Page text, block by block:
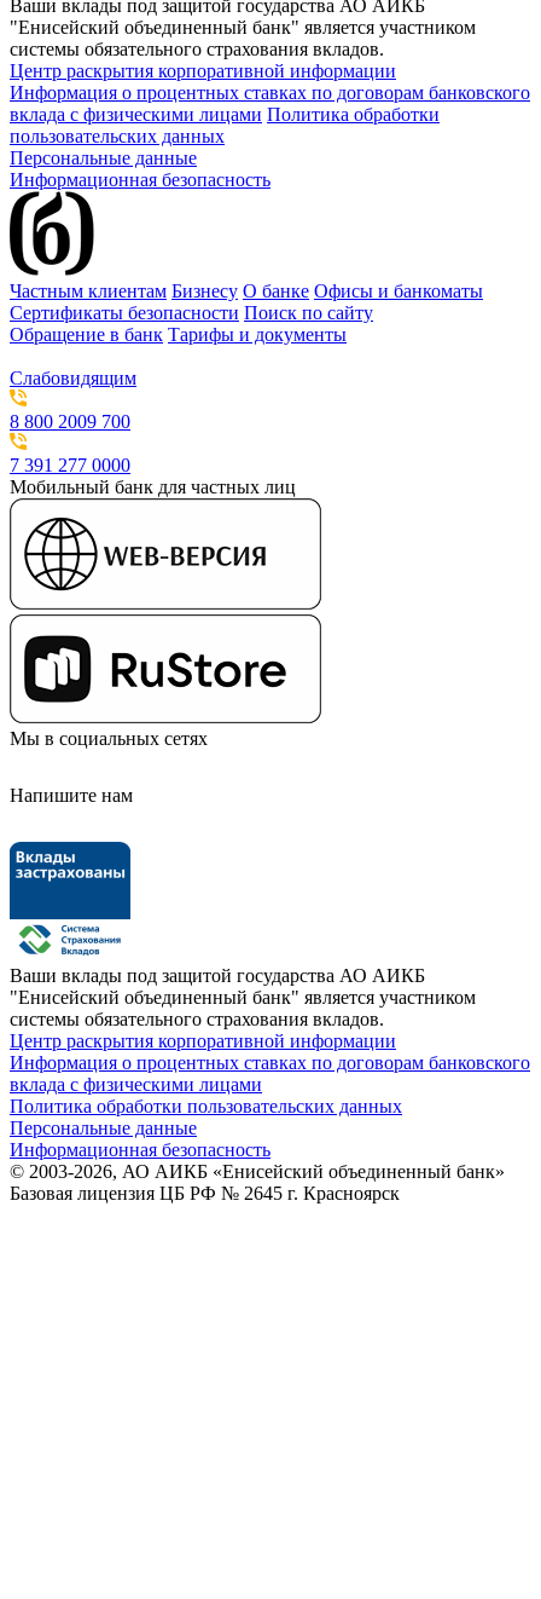
Ваши вклады под защитой государства АО АИКБ
"Енисейский объединенный банк" является участником
системы обязательного страхования вкладов.
Центр раскрытия корпоративной информации
Информация о процентных ставках по договорам банковского
вклада с физическими лицами Политика обработки
пользовательских данных
Персональные данные
Информационная безопасность
Частным клиентам Бизнесу О банке Офисы и банкоматы
Сертификаты безопасности Поиск по сайту
Обращение в банк Тарифы и документы
Слабовидящим
8 800 2009 700
7 391 277 0000
Мобильный банк для частных лиц
Мы в социальных сетях
Напишите нам
Ваши вклады под защитой государства АО АИКБ
"Енисейский объединенный банк" является участником
системы обязательного страхования вкладов.
Центр раскрытия корпоративной информации
Информация о процентных ставках по договорам банковского
вклада с физическими лицами
Политика обработки пользовательских данных
Персональные данные
Информационная безопасность
© 2003-2026, АО АИКБ «Енисейский объединенный банк»
Базовая лицензия ЦБ РФ № 2645 г. Красноярск